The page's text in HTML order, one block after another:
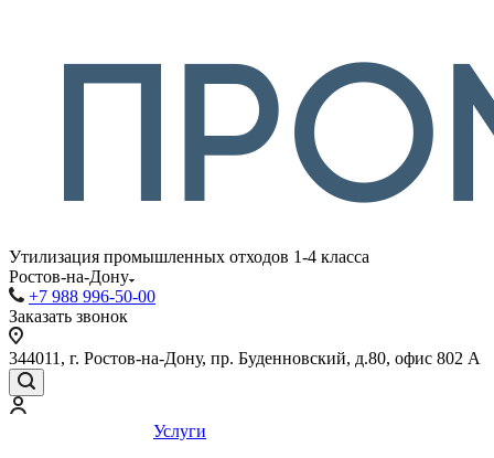
Утилизация промышленных отходов 1-4 класса
Ростов-на-Дону
+7 988 996-50-00
Заказать звонок
344011, г. Ростов-на-Дону, пр. Буденновский, д.80, офис 802 А
Услуги